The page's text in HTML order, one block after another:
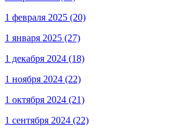
1 февраля 2025 (20)
1 января 2025 (27)
1 декабря 2024 (18)
1 ноября 2024 (22)
1 октября 2024 (21)
1 сентября 2024 (22)